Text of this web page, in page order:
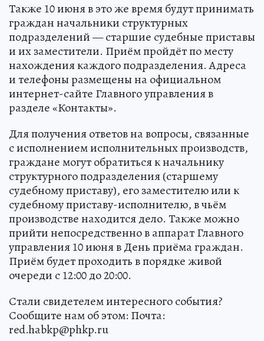
Также 10 июня в это же время будут принимать
граждан начальники структурных
подразделений — старшие судебные приставы
и их заместители. Приём пройдёт по месту
нахождения каждого подразделения. Адреса
и телефоны размещены на официальном
интернет-сайте Главного управления в
разделе «Контакты».
Для получения ответов на вопросы, связанные
с исполнением исполнительных производств,
граждане могут обратиться к начальнику
структурного подразделения (старшему
судебному приставу), его заместителю или к
судебному приставу-исполнителю, в чьём
производстве находится дело. Также можно
прийти непосредственно в аппарат Главного
управления 10 июня в День приёма граждан.
Приём будет проходить в порядке живой
очереди с 12:00 до 20:00.
Стали свидетелем интересного события?
Сообщите нам об этом: Почта:
red.habkp@phkp.ru